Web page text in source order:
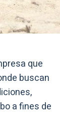
que
buscan
a fines de